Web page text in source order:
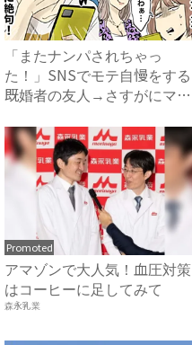
「またナンパされちゃっ
た！」SNSでモテ自慢をする
既婚者の友人→さすがにマズ
Promoted
アマゾンで大人気！血圧対策
はコーヒーに足してみて
森永乳業